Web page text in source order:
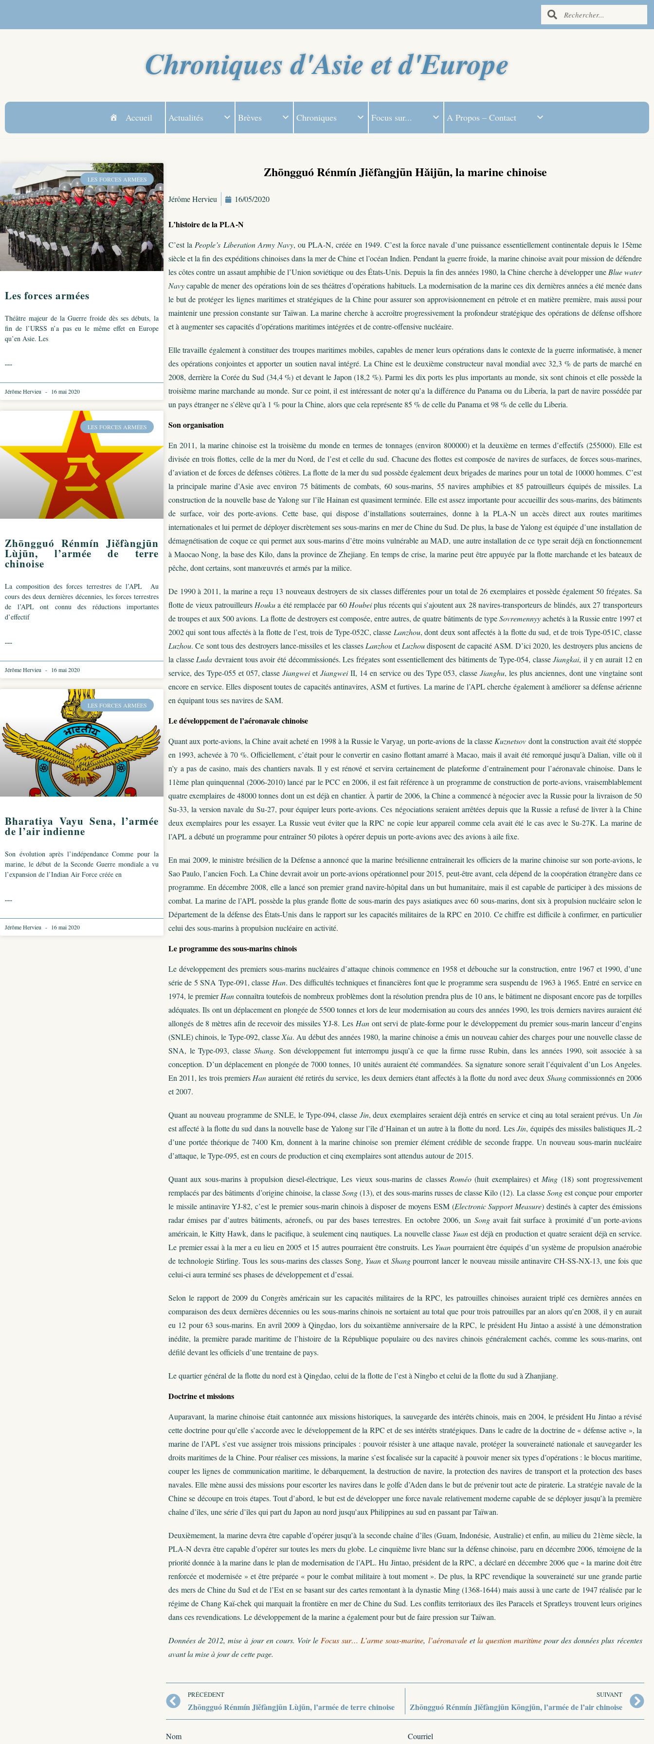
Chroniques d'Asie et d'Europe
Accueil Actualités Brèves Chroniques Focus sur... A Propos – Contact
LES FORCES ARMÉES
Les forces armées
Théâtre majeur de la Guerre froide dès ses débuts, la
fin de l’URSS n’a pas eu le même effet en Europe
qu’en Asie. Les
.....
Jérôme Hervieu 16 mai 2020
LES FORCES ARMÉES
Zhōngguó Rénmín Jiěfàngjūn
Lùjūn, l’armée de terre
chinoise
La composition des forces terrestres de l’APL Au
cours des deux dernières décennies, les forces terrestres
de l’APL ont connu des réductions importantes
d’effectif
.....
Jérôme Hervieu 16 mai 2020
LES FORCES ARMÉES
Bharatiya Vayu Sena, l’armée
de l’air indienne
Son évolution après l’indépendance Comme pour la
marine, le début de la Seconde Guerre mondiale a vu
l’expansion de l’Indian Air Force créée en
.....
Jérôme Hervieu 16 mai 2020
Zhōngguó Rénmín Jiěfàngjūn Hǎijūn, la marine chinoise
Jérôme Hervieu 16/05/2020
L’histoire de la PLA-N
C’est la People’s Liberation Army Navy, ou PLA-N, créée en 1949. C’est la force navale d’une puissance essentiellement continentale depuis le 15ème
siècle et la fin des expéditions chinoises dans la mer de Chine et l’océan Indien. Pendant la guerre froide, la marine chinoise avait pour mission de défendre
les côtes contre un assaut amphibie de l’Union soviétique ou des États-Unis. Depuis la fin des années 1980, la Chine cherche à développer une Blue water
Navycapable de mener des opérations loin de ses théâtres d’opérations habituels. La modernisation de la marine ces dix dernières années a été menée dans
le but de protéger les lignes maritimes et stratégiques de la Chine pour assurer son approvisionnement en pétrole et en matière première, mais aussi pour
maintenir une pression constante sur Taïwan. La marine cherche à accroître progressivement la profondeur stratégique des opérations de défense offshore
et à augmenter ses capacités d’opérations maritimes intégrées et de contre-offensive nucléaire.
Elle travaille également à constituer des troupes maritimes mobiles, capables de mener leurs opérations dans le contexte de la guerre informatisée, à mener
des opérations conjointes et apporter un soutien naval intégré. La Chine est le deuxième constructeur naval mondial avec 32,3 % de parts de marché en
2008, derrière la Corée du Sud (34,4 %) et devant le Japon (18,2 %). Parmi les dix ports les plus importants au monde, six sont chinois et elle possède la
troisième marine marchande au monde. Sur ce point, il est intéressant de noter qu’a la différence du Panama ou du Liberia, la part de navire possédée par
un pays étranger ne s’élève qu’à 1 % pour la Chine, alors que cela représente 85 % de celle du Panama et 98 % de celle du Liberia.
Son organisation
En 2011, la marine chinoise est la troisième du monde en termes de tonnages (environ 800000) et la deuxième en termes d’effectifs (255000). Elle est
divisée en trois flottes, celle de la mer du Nord, de l’est et celle du sud. Chacune des flottes est composée de navires de surfaces, de forces sous-marines,
d’aviation et de forces de défenses côtières. La flotte de la mer du sud possède également deux brigades de marines pour un total de 10000 hommes. C’est
la principale marine d’Asie avec environ 75 bâtiments de combats, 60 sous-marins, 55 navires amphibies et 85 patrouilleurs équipés de missiles. La
construction de la nouvelle base de Yalong sur l’île Hainan est quasiment terminée. Elle est assez importante pour accueillir des sous-marins, des bâtiments
de surface, voir des porte-avions. Cette base, qui dispose d’installations souterraines, donne à la PLA-N un accès direct aux routes maritimes
internationales et lui permet de déployer discrètement ses sous-marins en mer de Chine du Sud. De plus, la base de Yalong est équipée d’une installation de
démagnétisation de coque ce qui permet aux sous-marins d’être moins vulnérable au MAD, une autre installation de ce type serait déjà en fonctionnement
à Maocao Nong, la base des Kilo, dans la province de Zhejiang. En temps de crise, la marine peut être appuyée par la flotte marchande et les bateaux de
pêche, dont certains, sont manœuvrés et armés par la milice.
De 1990 à 2011, la marine a reçu 13 nouveaux destroyers de six classes différentes pour un total de 26 exemplaires et possède également 50 frégates. Sa
flotte de vieux patrouilleurs Houkua été remplacée par 60 Houbeiplus récents qui s’ajoutent aux 28 navires-transporteurs de blindés, aux 27 transporteurs
de troupes et aux 500 avions. La flotte de destroyers est composée, entre autres, de quatre bâtiments de typeSovremennyyachetés à la Russie entre 1997 et
2002 qui sont tous affectés à la flotte de l’est, trois de Type-052C, classe Lanzhou, dont deux sont affectés à la flotte du sud, et de trois Type-051C, classe
Luzhou. Ce sont tous des destroyers lance-missiles et les classes Lanzhou etLuzhoudisposent de capacité ASM. D’ici 2020, les destroyers plus anciens de
la classe Luda devraient tous avoir été décommissionés. Les frégates sont essentiellement des bâtiments de Type-054, classeJiangkai, il y en aurait 12 en
service, des Type-055 et 057, classeJiangweietJiangweiII, 14 en service ou des Type 053, classeJianghu, les plus anciennes, dont une vingtaine sont
encore en service. Elles disposent toutes de capacités antinavires, ASM et furtives. La marine de l’APL cherche également à améliorer sa défense aérienne
en équipant tous ses navires de SAM.
Le développement de l’aéronavale chinoise
Quant aux porte-avions, la Chine avait acheté en 1998 à la Russie le Varyag, un porte-avions de la classe Kuznetsov dont la construction avait été stoppée
en 1993, achevée à 70 %. Officiellement, c’était pour le convertir en casino flottant amarré à Macao, mais il avait été remorqué jusqu’à Dalian, ville où il
n’y a pas de casino, mais des chantiers navals. Il y est rénové et servira certainement de plateforme d’entraînement pour l’aéronavale chinoise. Dans le
11ème plan quinquennal (2006-2010) lancé par le PCC en 2006, il est fait référence à un programme de construction de porte-avions, vraisemblablement
quatre exemplaires de 48000 tonnes dont un est déjà en chantier. À partir de 2006, la Chine a commencé à négocier avec la Russie pour la livraison de 50
Su-33, la version navale du Su-27, pour équiper leurs porte-avions. Ces négociations seraient arrêtées depuis que la Russie a refusé de livrer à la Chine
deux exemplaires pour les essayer. La Russie veut éviter que la RPC ne copie leur appareil comme cela avait été le cas avec le Su-27K. La marine de
l’APL a débuté un programme pour entraîner 50 pilotes à opérer depuis un porte-avions avec des avions à aile fixe.
En mai 2009, le ministre brésilien de la Défense a annoncé que la marine brésilienne entraînerait les officiers de la marine chinoise sur son porte-avions, le
Sao Paulo, l’ancien Foch. La Chine devrait avoir un porte-avions opérationnel pour 2015, peut-être avant, cela dépend de la coopération étrangère dans ce
programme. En décembre 2008, elle a lancé son premier grand navire-hôpital dans un but humanitaire, mais il est capable de participer à des missions de
combat. La marine de l’APL possède la plus grande flotte de sous-marin des pays asiatiques avec 60 sous-marins, dont six à propulsion nucléaire selon le
Département de la défense des États-Unis dans le rapport sur les capacités militaires de la RPC en 2010. Ce chiffre est difficile à confirmer, en particulier
celui des sous-marins à propulsion nucléaire en activité.
Le programme des sous-marins chinois
Le développement des premiers sous-marins nucléaires d’attaque chinois commence en 1958 et débouche sur la construction, entre 1967 et 1990, d’une
série de 5 SNA Type-091, classe Han. Des difficultés techniques et financières font que le programme sera suspendu de 1963 à 1965. Entré en service en
1974, le premierHanconnaîtra toutefois de nombreux problèmes dont la résolution prendra plus de 10 ans, le bâtiment ne disposant encore pas de torpilles
adéquates. Ils ont un déplacement en plongée de 5500 tonnes et lors de leur modernisation au cours des années 1990, les trois derniers navires auraient été
allongés de 8 mètres afin de recevoir des missiles YJ-8. Les Hanont servi de plate-forme pour le développement du premier sous-marin lanceur d’engins
(SNLE) chinois, le Type-092, classe Xia. Au début des années 1980, la marine chinoise a émis un nouveau cahier des charges pour une nouvelle classe de
SNA, le Type-093, classe Shang. Son développement fut interrompu jusqu’à ce que la firme russe Rubin, dans les années 1990, soit associée à sa
conception. D’un déplacement en plongée de 7000 tonnes, 10 unités auraient été commandées. Sa signature sonore serait l’équivalent d’un Los Angeles.
En 2011, les trois premiers Hanauraient été retirés du service, les deux derniers étant affectés à la flotte du nord avec deux Shangcommissionnés en 2006
et 2007.
Quant au nouveau programme de SNLE, le Type-094, classe Jin, deux exemplaires seraient déjà entrés en service et cinq au total seraient prévus. Un Jin
est affecté à la flotte du sud dans la nouvelle base de Yalong sur l’île d’Hainan et un autre à la flotte du nord. LesJin, équipés des missiles balistiques JL-2
d’une portée théorique de 7400 Km, donnent à la marine chinoise son premier élément crédible de seconde frappe. Un nouveau sous-marin nucléaire
d’attaque, le Type-095, est en cours de production et cinq exemplaires sont attendus autour de 2015.
Quant aux sous-marins à propulsion diesel-électrique, Les vieux sous-marins de classes Roméo(huit exemplaires) et Ming (18) sont progressivement
remplacés par des bâtiments d’origine chinoise, la classeSong(13), et des sous-marins russes de classe Kilo (12). La classeSongest conçue pour emporter
le missile antinavire YJ-82, c’est le premier sous-marin chinois à disposer de moyens ESM (Electronic Support Measure) destinés à capter des émissions
radar émises par d’autres bâtiments, aéronefs, ou par des bases terrestres. En octobre 2006, un Songavait fait surface à proximité d’un porte-avions
américain, le Kitty Hawk, dans le pacifique, à seulement cinq nautiques. La nouvelle classe Yuanest déjà en production et quatre seraient déjà en service.
Le premier essai à la mer a eu lieu en 2005 et 15 autres pourraient être construits. Les Yuan pourraient être équipés d’un système de propulsion anaérobie
de technologie Stirling. Tous les sous-marins des classes Song, Yuan etShangpourront lancer le nouveau missile antinavire CH-SS-NX-13, une fois que
celui-ci aura terminé ses phases de développement et d’essai.
Selon le rapport de 2009 du Congrès américain sur les capacités militaires de la RPC, les patrouilles chinoises auraient triplé ces dernières années en
comparaison des deux dernières décennies ou les sous-marins chinois ne sortaient au total que pour trois patrouilles par an alors qu’en 2008, il y en aurait
eu 12 pour 63 sous-marins. En avril 2009 à Qingdao, lors du soixantième anniversaire de la RPC, le président Hu Jintao a assisté à une démonstration
inédite, la première parade maritime de l’histoire de la République populaire ou des navires chinois généralement cachés, comme les sous-marins, ont
défilé devant les officiels d’une trentaine de pays.
Le quartier général de la flotte du nord est à Qingdao, celui de la flotte de l’est à Ningbo et celui de la flotte du sud à Zhanjiang.
Doctrine et missions
Auparavant, la marine chinoise était cantonnée aux missions historiques, la sauvegarde des intérêts chinois, mais en 2004, le président Hu Jintao a révisé
cette doctrine pour qu’elle s’accorde avec le développement de la RPC et de ses intérêts stratégiques. Dans le cadre de la doctrine de « défense active », la
marine de l’APL s’est vue assigner trois missions principales : pouvoir résister à une attaque navale, protéger la souveraineté nationale et sauvegarder les
droits maritimes de la Chine. Pour réaliser ces missions, la marine s’est focalisée sur la capacité à pouvoir mener six types d’opérations : le blocus maritime,
couper les lignes de communication maritime, le débarquement, la destruction de navire, la protection des navires de transport et la protection des bases
navales. Elle mène aussi des missions pour escorter les navires dans le golfe d’Aden dans le but de prévenir tout acte de piraterie. La stratégie navale de la
Chine se découpe en trois étapes. Tout d’abord, le but est de développer une force navale relativement moderne capable de se déployer jusqu’à la première
chaîne d’îles, une série d’îles qui part du Japon au nord jusqu’aux Philippines au sud en passant par Taïwan.
Deuxièmement, la marine devra être capable d’opérer jusqu’à la seconde chaîne d’îles (Guam, Indonésie, Australie) et enfin, au milieu du 21ème siècle, la
PLA-N devra être capable d’opérer sur toutes les mers du globe. Le cinquième livre blanc sur la défense chinoise, paru en décembre 2006, témoigne de la
priorité donnée à la marine dans le plan de modernisation de l’APL. Hu Jintao, président de la RPC, a déclaré en décembre 2006 que « la marine doit être
renforcée et modernisée » et être préparée « pour le combat militaire à tout moment ». De plus, la RPC revendique la souveraineté sur une grande partie
des mers de Chine du Sud et de l’Est en se basant sur des cartes remontant à la dynastie Ming (1368-1644) mais aussi à une carte de 1947 réalisée par le
régime de Chang Kaï-chek qui marquait la frontière en mer de Chine du Sud. Les conflits territoriaux des îles Paracels et Spratleys trouvent leurs origines
dans ces revendications. Le développement de la marine a également pour but de faire pression sur Taïwan.
Données de 2012, mise à jour en cours. Voir le Focus sur… L’arme sous-marine, l’aéronavaleetla question maritime pour des données plus récentes
avant la mise à jour de cette page.
PRÉCÉDENT
Zhōngguó Rénmín Jiěfàngjūn Lùjūn, l’armée de terre chinoise
SUIVANT
Zhōngguó Rénmín Jiěfàngjūn Kōngjūn, l’armée de l’air chinoise
Nom Courriel